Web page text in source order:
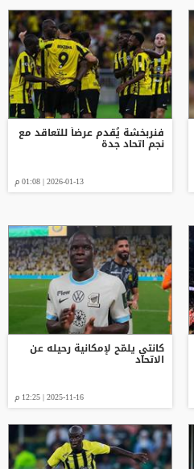
فنربخشة يُقدم عرضاً للتعاقد مع
نجم اتحاد جدة
2026-01-13 | 01:08 م
كانتي يلمّح لإمكانية رحيله عن
الاتحاد
2025-11-16 | 12:25 م